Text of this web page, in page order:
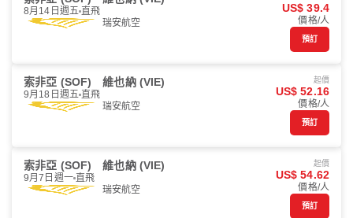
8月14日週五 直飛
瑞安航空
US$ 39.4
價格/人
預訂
索非亞 (SOF) 維也納 (VIE)
9月18日週五 直飛
瑞安航空
起價
US$ 52.16
價格/人
預訂
索非亞 (SOF) 維也納 (VIE)
9月7日週一 直飛
瑞安航空
起價
US$ 54.62
價格/人
預訂